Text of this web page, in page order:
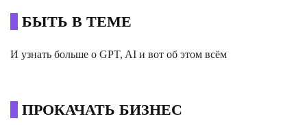
БЫТЬ В ТЕМЕ
И узнать больше о GPT, AI и вот об этом всём
ПРОКАЧАТЬ БИЗНЕС